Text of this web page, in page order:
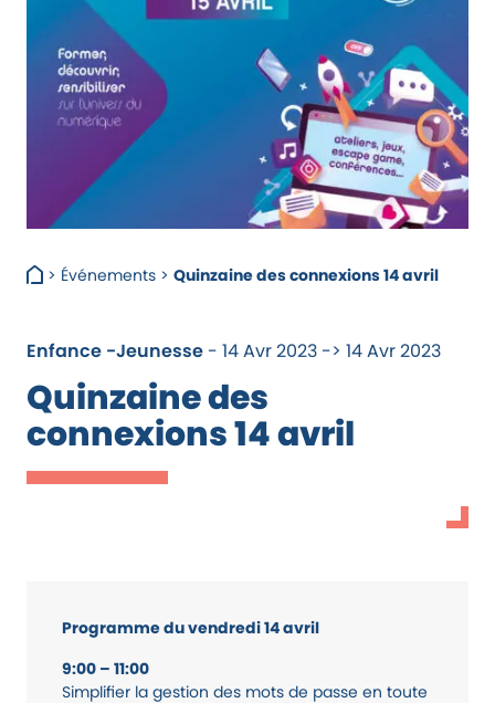
> Événements> Quinzaine des connexions 14 avril
Enfance -Jeunesse - 14 Avr 2023 -> 14 Avr 2023
Quinzaine des
connexions 14 avril
Programme du vendredi 14 avril
9:00 – 11:00
Simplifier la gestion des mots de passe en toute